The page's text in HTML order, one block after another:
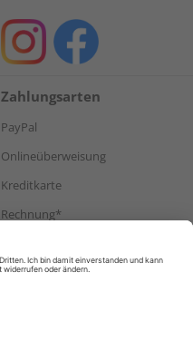
Zahlungsarten
PayPal
Onlineüberweisung
Kreditkarte
Rechnung*
Versand